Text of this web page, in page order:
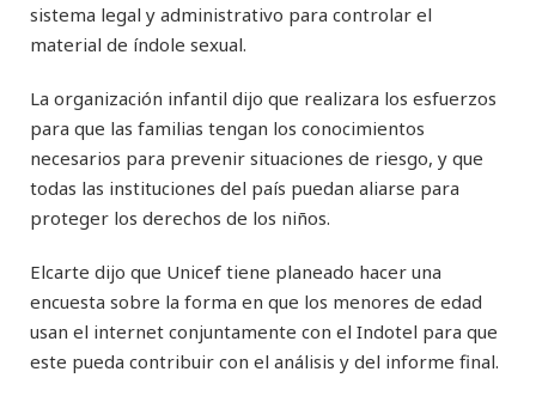
sistema legal y administrativo para controlar el
material de índole sexual.
La organización infantil dijo que realizara los esfuerzos
para que las familias tengan los conocimientos
necesarios para prevenir situaciones de riesgo, y que
todas las instituciones del país puedan aliarse para
proteger los derechos de los niños.
Elcarte dijo que Unicef tiene planeado hacer una
encuesta sobre la forma en que los menores de edad
usan el internet conjuntamente con el Indotel para que
este pueda contribuir con el análisis y del informe final.